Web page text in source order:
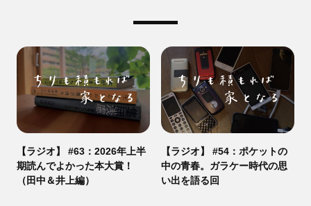
【ラジオ】 #63：2026年上半
期読んでよかった本大賞！
（田中＆井上編）
【ラジオ】 #54：ポケットの
中の青春。ガラケー時代の思
い出を語る回